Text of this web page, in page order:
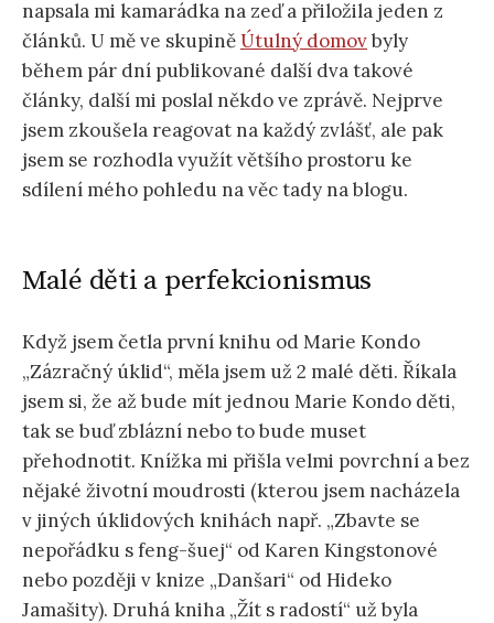
napsala mi kamarádka na zeď a přiložila jeden z
článků. U mě ve skupiněÚtulný domovbyly
během pár dní publikované další dva takové
články, další mi poslal někdo ve zprávě. Nejprve
jsem zkoušela reagovat na každý zvlášť, ale pak
jsem se rozhodla využít většího prostoru ke
sdílení mého pohledu na věc tady na blogu.
Malé děti a perfekcionismus
Když jsem četla první knihu od Marie Kondo
„Zázračný úklid“, měla jsem už 2 malé děti. Říkala
jsem si, že až bude mít jednou Marie Kondo děti,
tak se buď zblázní nebo to bude muset
přehodnotit. Knížka mi přišla velmi povrchní a bez
nějaké životní moudrosti (kterou jsem nacházela
v jiných úklidových knihách např. „Zbavte se
nepořádku s feng-šuej“ od Karen Kingstonové
nebo později v knize „Danšari“ od Hideko
Jamašity). Druhá kniha „Žít s radostí“ už byla